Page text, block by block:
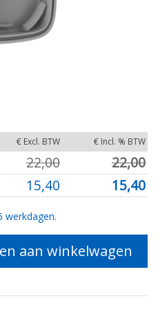
€ Excl. BTW € Incl. % BTW
22,00 22,00
15,40 15,40
werkdagen.
aan winkelwagen